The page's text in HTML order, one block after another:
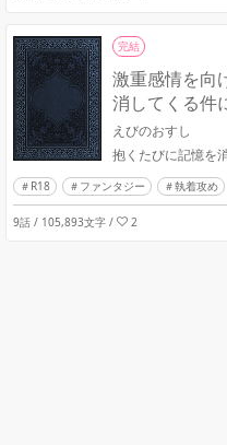
完結
激重感情を向
消してくる件
トされないの
えびのおすし
抱くたびに記憶を
R18 ファンタジー 執着攻め
9話 / 105,893文字 / 2